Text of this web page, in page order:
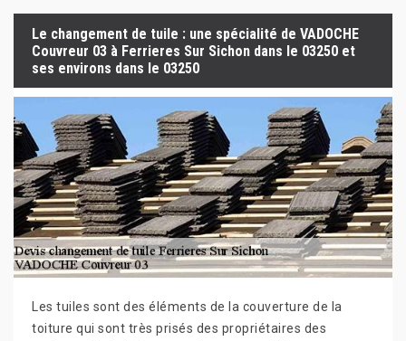
Le changement de tuile : une spécialité de VADOCHE
Couvreur 03 à Ferrieres Sur Sichon dans le 03250 et
ses environs dans le 03250
Les tuiles sont des éléments de la couverture de la
toiture qui sont très prisés des propriétaires des